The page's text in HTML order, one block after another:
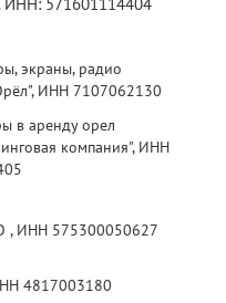
ИНН 7107062130
компания", ИНН
, ИНН 575300050627
4817003180